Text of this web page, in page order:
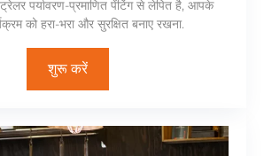
ट्रेलर पर्यावरण-प्रमाणित पेंटिंग से लेपित है, आपके
को हरा-भरा और सुरक्षित बनाए रखना.
शुरू करें